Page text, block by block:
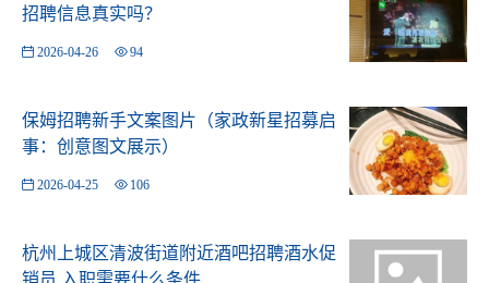
牧歌还是一成不变，装修有点旧了杭州哪里酒吧ktv招聘酒
水销售员,跟领队还是直招 音响和环境没得说，但确实比
其他店好得多！每次的聚会首选,吃的还比较多吧。。工作
招聘信息真实吗？
2026-04-26 94
保姆招聘新手文案图片（家政新星招募启
事：创意图文展示）
2026-04-25 106
杭州上城区清波街道附近酒吧招聘酒水促
销员,入职需要什么条件